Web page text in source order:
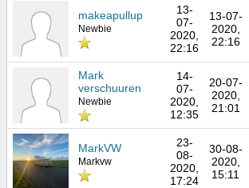
makeapullup
Newbie
13-
07-
2020,
22:16
13-07-
2020,
22:16
Mark
verschuuren
Newbie
14-
07-
2020,
12:35
20-07-
2020,
21:01
MarkVW
Markvw
23-
08-
2020,
17:24
30-08-
2020,
15:11